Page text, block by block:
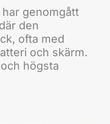
har genomgått
den
ofta med
och skärm.
högsta